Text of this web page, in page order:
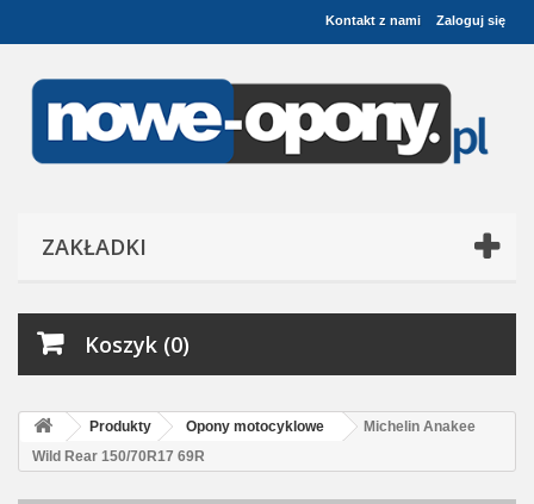
Zaloguj się
Kontakt z nami
ZAKŁADKI
Koszyk (0)
Produkty Opony motocyklowe
Michelin Anakee
Wild Rear 150/70R17 69R